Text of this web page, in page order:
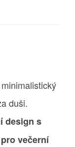
duši.
design s
večerní